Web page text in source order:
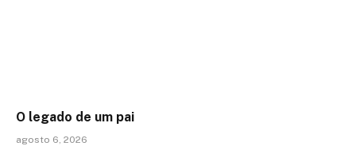
O legado de um pai
agosto 6, 2026